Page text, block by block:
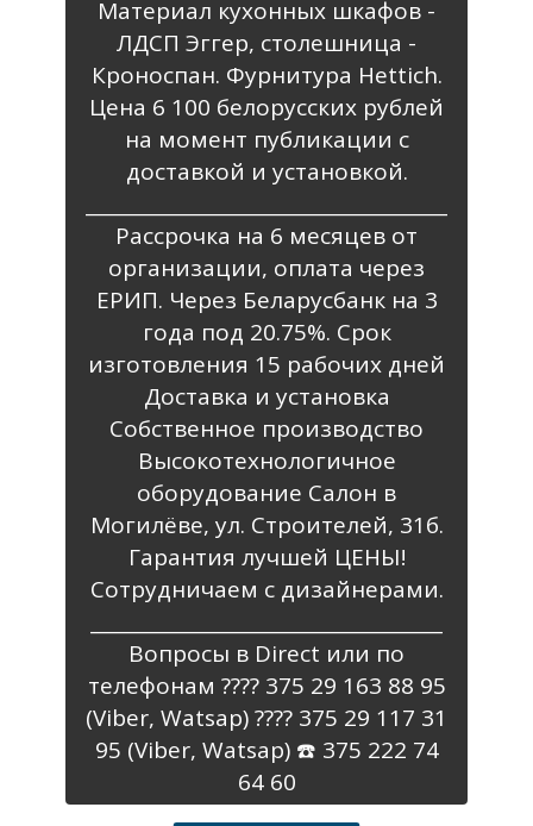
Материал кухонных шкафов -
ЛДСП Эггер, столешница -
Кроноспан. Фурнитура Hettich.
Цена 6 100 белорусских рублей
на момент публикации с
доставкой и установкой.
Рассрочка на 6 месяцев от
организации, оплата через
ЕРИП. Через Беларусбанк на 3
года под 20.75%. Срок
изготовления 15 рабочих дней
Доставка и установка
Собственное производство
Высокотехнологичное
оборудование Салон в
Могилёве, ул. Строителей, 31б.
Гарантия лучшей ЦЕНЫ!
Сотрудничаем с дизайнерами.
Вопросы в Direct или по
телефонам ???? 375 29 163 88 95
(Viber, Watsap) ???? 375 29 117 31
95 (Viber, Watsap) ☎️ 375 222 74
64 60